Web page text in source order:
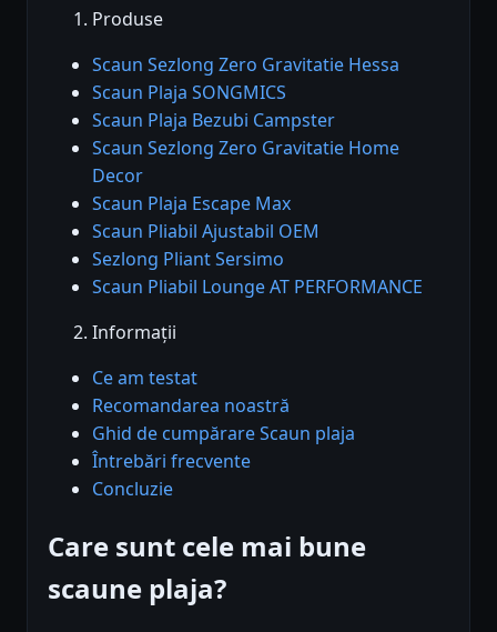
Produse
Scaun Sezlong Zero Gravitatie Hessa
Scaun Plaja SONGMICS
Scaun Plaja Bezubi Campster
Scaun Sezlong Zero Gravitatie Home
Decor
Scaun Plaja Escape Max
Scaun Pliabil Ajustabil OEM
Sezlong Pliant Sersimo
Scaun Pliabil Lounge AT PERFORMANCE
Informații
Ce am testat
Recomandarea noastră
Ghid de cumpărare Scaun plaja
Întrebări frecvente
Concluzie
Care sunt cele mai bune
scaune plaja?